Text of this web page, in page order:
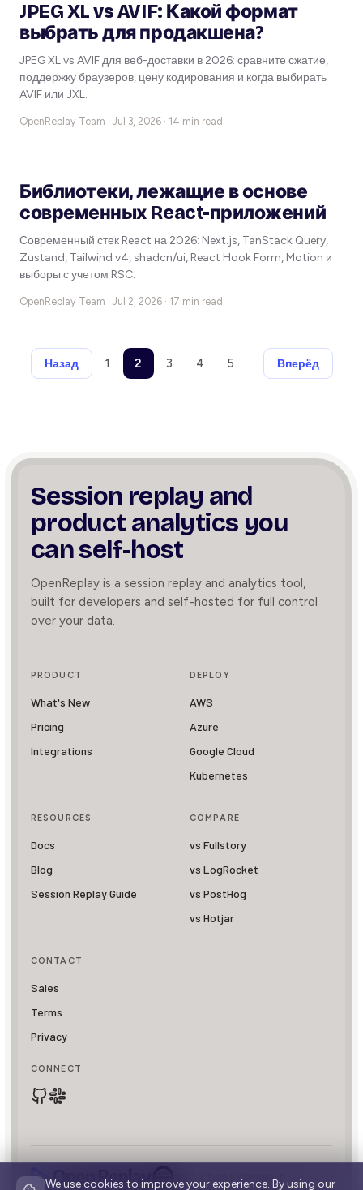
JPEG XL vs AVIF: Какой формат
выбрать для продакшена?
JPEG XL vs AVIF для веб-доставки в 2026: сравните сжатие,
поддержку браузеров, цену кодирования и когда выбирать
AVIF или JXL.
OpenReplay Team · Jul 3, 2026 · 14 min read
Библиотеки, лежащие в основе
современных React-приложений
Современный стек React на 2026: Next.js, TanStack Query,
Zustand, Tailwind v4, shadcn/ui, React Hook Form, Motion и
выборы с учетом RSC.
OpenReplay Team · Jul 2, 2026 · 17 min read
Назад 1 2 3 4 5 … Вперёд
Session replay and
product analytics you
can self-host
OpenReplay is a session replay and analytics tool,
built for developers and self-hosted for full control
over your data.
PRODUCT
What's New
Pricing
Integrations
DEPLOY
AWS
Azure
Google Cloud
Kubernetes
RESOURCES
Docs
Blog
Session Replay Guide
COMPARE
vs Fullstory
vs LogRocket
vs PostHog
vs Hotjar
CONTACT
Sales
Terms
Privacy
CONNECT
SOC 2 Type II Compliant
We use cookies to improve your experience. By using our